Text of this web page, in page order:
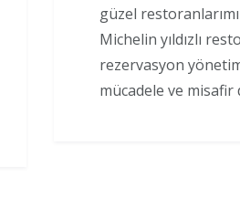
güzel
Michelin yıldızlı
rezervasyon
mücadele ve misafir